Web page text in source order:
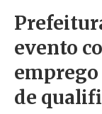
evento
de